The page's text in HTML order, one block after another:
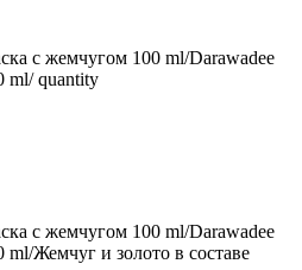
с жемчугом 100 ml/Darawadee
ml/ quantity
с жемчугом 100 ml/Darawadee
Жемчуг и золото в составе